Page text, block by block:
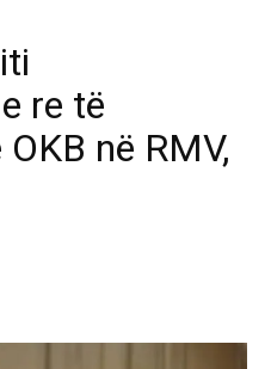
re të
në RMV,